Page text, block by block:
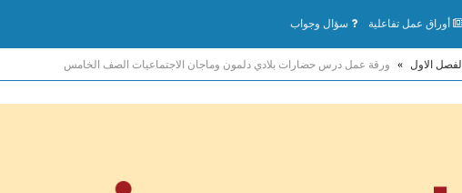
أوراق عمل تفاعلية سؤال وجواب
الفصل الاول » ورقة عمل درس حضارات بلادي دلمون وماجان الاجتماعيات الصف الخامس